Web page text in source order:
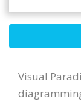
Visual